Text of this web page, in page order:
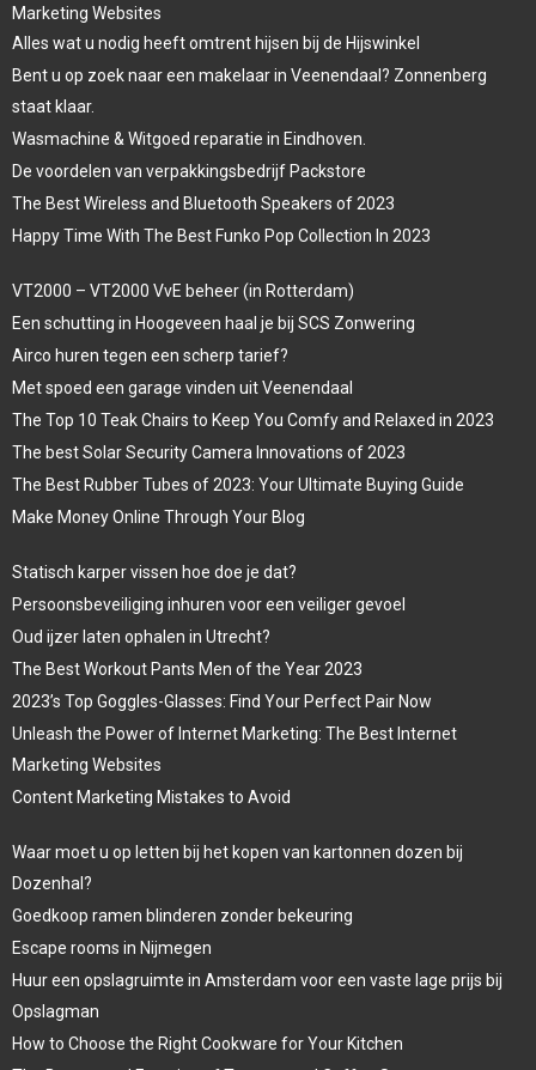
Marketing Websites
Alles wat u nodig heeft omtrent hijsen bij de Hijswinkel
Bent u op zoek naar een makelaar in Veenendaal? Zonnenberg
staat klaar.
Wasmachine & Witgoed reparatie in Eindhoven.
De voordelen van verpakkingsbedrijf Packstore
The Best Wireless and Bluetooth Speakers of 2023
Happy Time With The Best Funko Pop Collection In 2023
VT2000 – VT2000 VvE beheer (in Rotterdam)
Een schutting in Hoogeveen haal je bij SCS Zonwering
Airco huren tegen een scherp tarief?
Met spoed een garage vinden uit Veenendaal
The Top 10 Teak Chairs to Keep You Comfy and Relaxed in 2023
The best Solar Security Camera Innovations of 2023
The Best Rubber Tubes of 2023: Your Ultimate Buying Guide
Make Money Online Through Your Blog
Statisch karper vissen hoe doe je dat?
Persoonsbeveiliging inhuren voor een veiliger gevoel
Oud ijzer laten ophalen in Utrecht?
The Best Workout Pants Men of the Year 2023
2023’s Top Goggles-Glasses: Find Your Perfect Pair Now
Unleash the Power of Internet Marketing: The Best Internet
Marketing Websites
Content Marketing Mistakes to Avoid
Waar moet u op letten bij het kopen van kartonnen dozen bij
Dozenhal?
Goedkoop ramen blinderen zonder bekeuring
Escape rooms in Nijmegen
Huur een opslagruimte in Amsterdam voor een vaste lage prijs bij
Opslagman
How to Choose the Right Cookware for Your Kitchen